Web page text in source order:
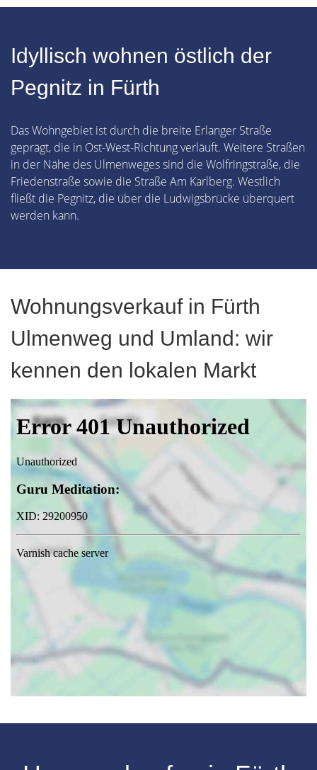
Idyllisch wohnen östlich der
Pegnitz in Fürth
Das Wohngebiet ist durch die breite Erlanger Straße
geprägt, die in Ost-West-Richtung verläuft. Weitere Straßen
in der Nähe des Ulmenweges sind die Wolfringstraße, die
Friedenstraße sowie die Straße Am Karlberg. Westlich
fließt die Pegnitz, die über die Ludwigsbrücke überquert
werden kann.
Wohnungsverkauf in Fürth
Ulmenweg und Umland: wir
kennen den lokalen Markt